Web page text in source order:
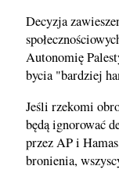
Decyzja
Autonomię
bycia "bardziej
Jeśli rzekomi
będą ignorować
przez AP i
bronienia,